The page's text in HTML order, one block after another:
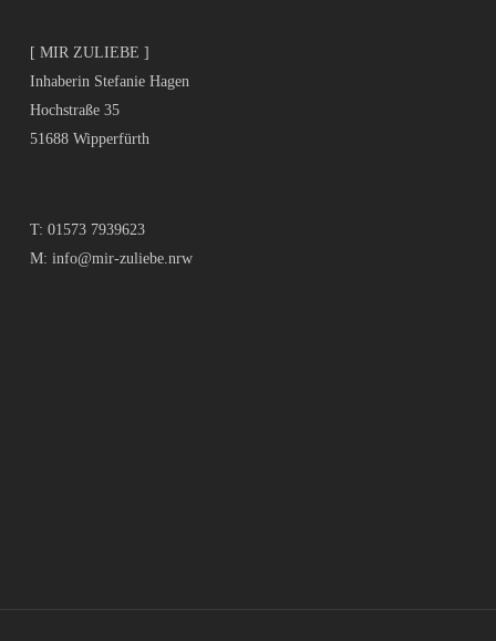
[ MIR ZULIEBE ]
Inhaberin Stefanie Hagen
Hochstraße 35
51688 Wipperfürth
T: 01573 7939623
M: info@mir-zuliebe.nrw